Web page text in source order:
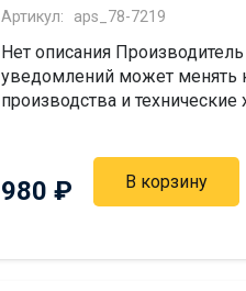
Артикул: aps_78-7219
Нет описания
уведомлений может менять
производства и технические
980 ₽ В корзину